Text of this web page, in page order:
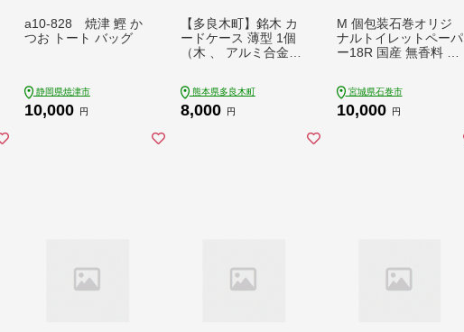
a10-828 焼津 鰹 か
つお トート バッグ
静岡県焼津市
10,000 円
【多良木町】銘木 カ
ードケース 薄型 1個
（木 、 アルミ合金）
熊本県多良木町
8,000 円
M 個包装石巻オリジ
ナルトイレットペーパ
ー18R 国産 無香料 テ
用品 消耗品 生活用品
新生活 必需品 備蓄 防
宮城県石巻市
10,000 円